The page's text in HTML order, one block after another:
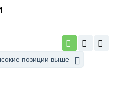
позиции выше